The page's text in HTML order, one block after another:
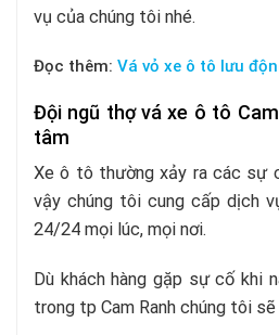
vụ của chúng tôi nhé.
Đọc thêm: Vá vỏ xe ô tô lưu
Đội ngũ thợ vá xe ô tô
tâm
Xe ô tô thường xảy ra các sự
vậy chúng tôi cung cấp dịch
24/24 mọi lúc, mọi nơi.
Dù khách hàng gặp sự cố khi
trong tp Cam Ranh chúng tôi